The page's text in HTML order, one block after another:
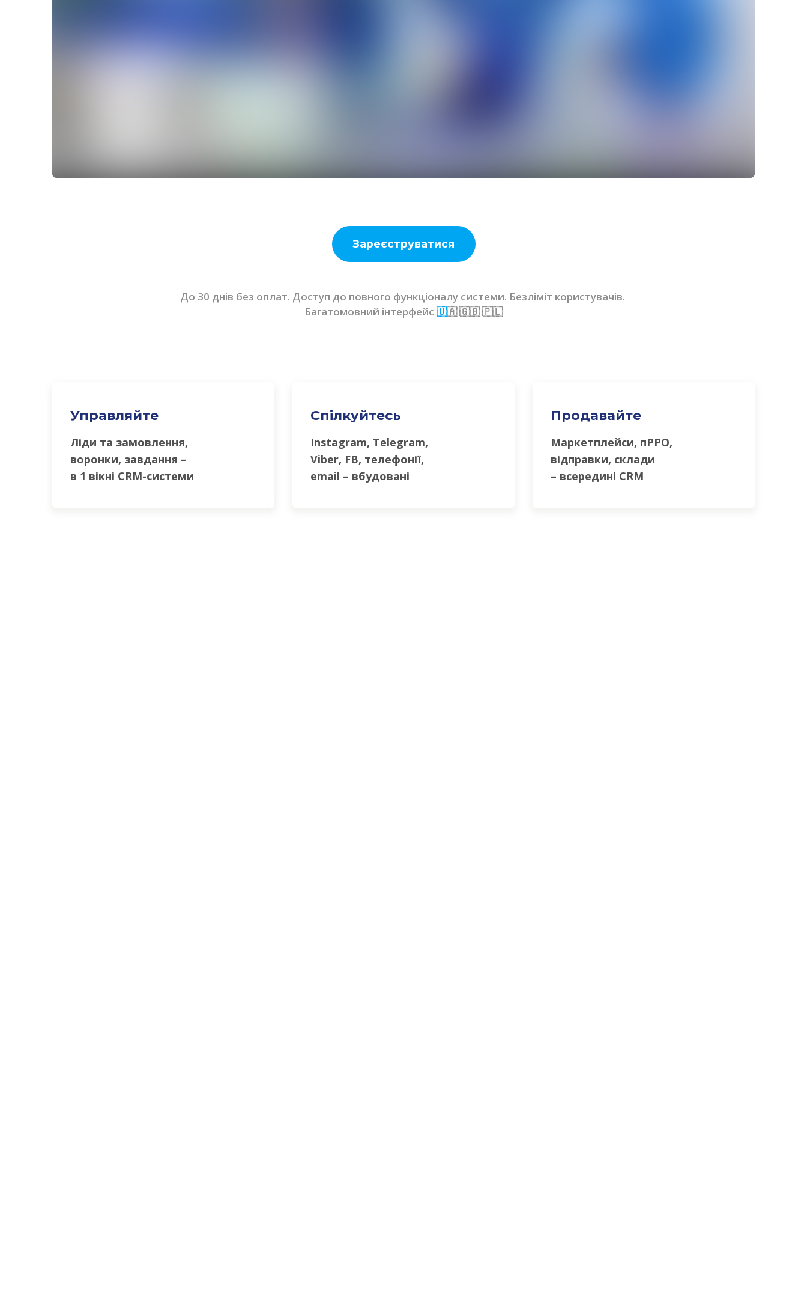
Зареєструватися
До 30 днів без оплат. Доступ до повного функціоналу системи. Безліміт користувачів.
Багатомовний інтерфейс 🇺🇦 🇬🇧 🇵🇱
Управляйте
Ліди та замовлення,
воронки, завдання –
в 1 вікні CRM-системи
Спілкуйтесь
Instagram, Telegram,
Viber, FB, телефонії,
email – вбудовані
Продавайте
Маркетплейси, пРРО,
відправки, склади
– всередині CRM